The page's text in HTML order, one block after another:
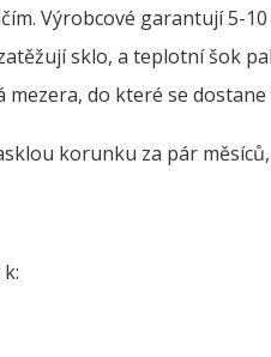
Výrobcové garantují 5-
sklo, a teplotní šok
do které se
korunku za pár